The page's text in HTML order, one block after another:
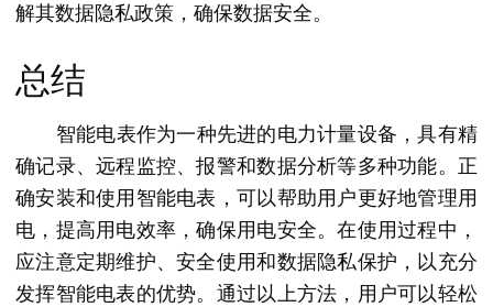
解其数据隐私政策，确保数据安全。
总结
智能电表作为一种先进的电力计量设备，具有精
确记录、远程监控、报警和数据分析等多种功能。正
确安装和使用智能电表，可以帮助用户更好地管理用
电，提高用电效率，确保用电安全。在使用过程中，
应注意定期维护、安全使用和数据隐私保护，以充分
发挥智能电表的优势。通过以上方法，用户可以轻松